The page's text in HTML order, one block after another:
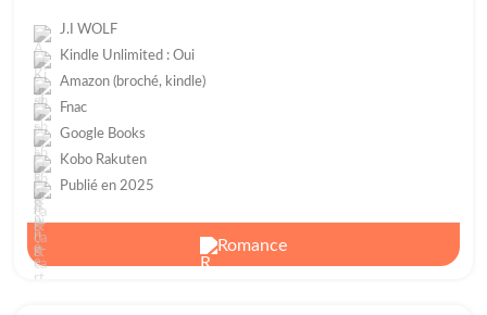
J.I WOLF
Kindle Unlimited : Oui
Amazon (broché, kindle)
Fnac
Google Books
Kobo Rakuten
Publié en 2025
Romance